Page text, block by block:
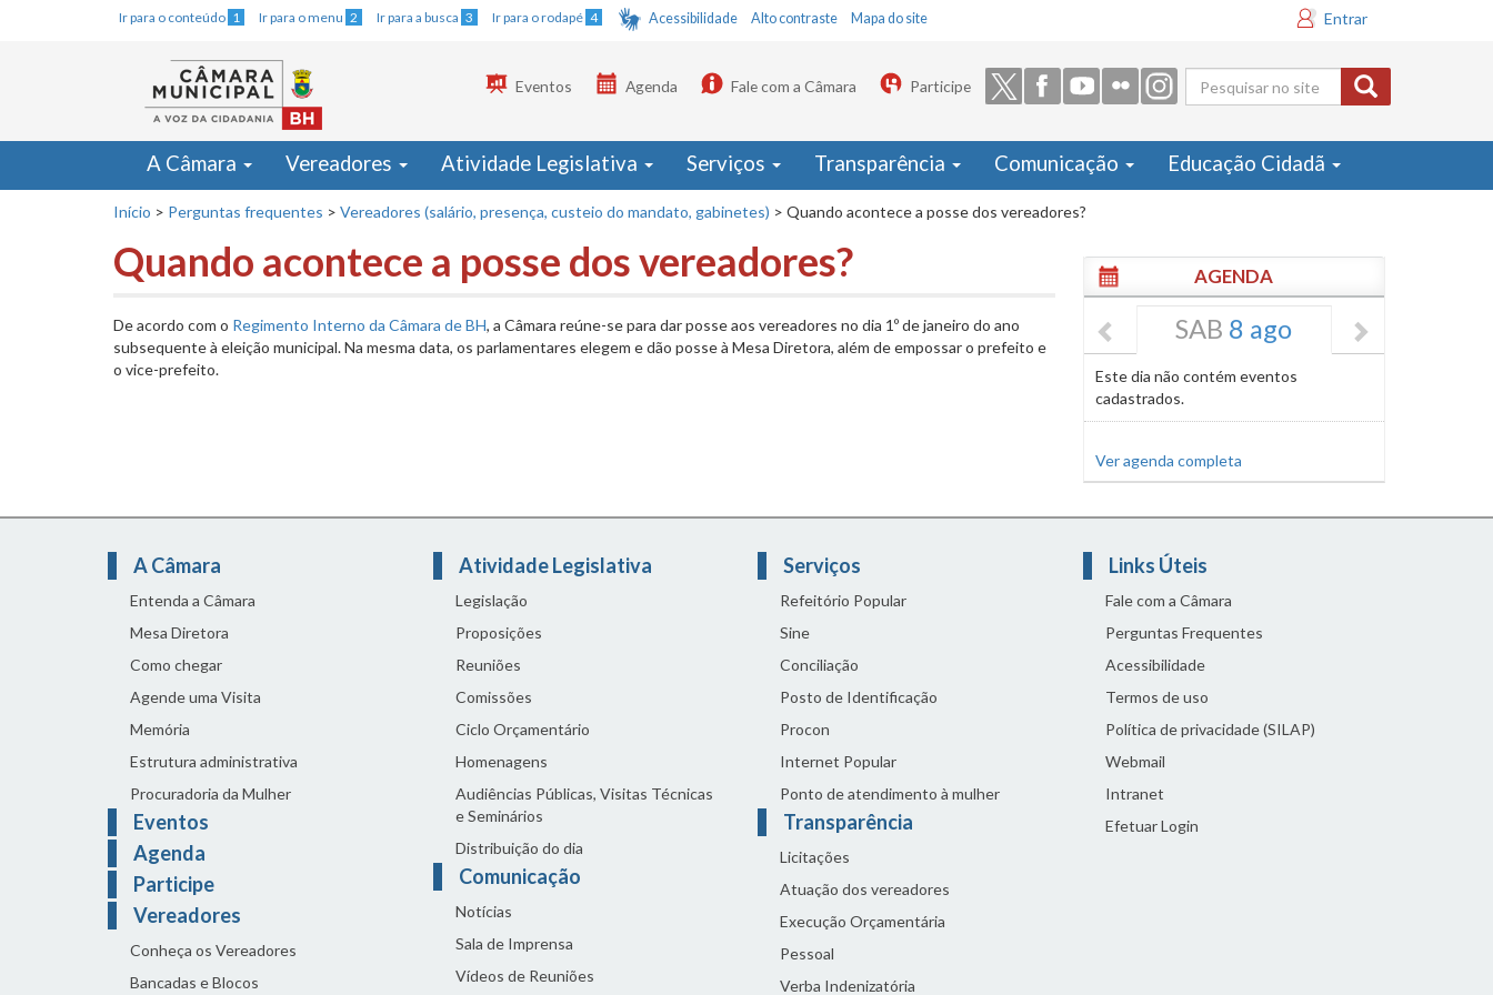
Ir para o conteúdo 1 Ir para o menu 2 Ir para a busca 3 Ir para o rodapé 4 Acessibilidade Alto contraste Mapa do site Entrar
Formulário
de busca
Eventos Agenda Fale com a Câmara Participe
A Câmara Vereadores Atividade Legislativa Serviços Transparência Comunicação Educação Cidadã
Início > Perguntas frequentes > Vereadores (salário, presença, custeio do mandato, gabinetes) > Quando acontece a posse dos vereadores?
Quando acontece a posse dos vereadores?
De acordo com o Regimento Interno da Câmara de BH, a Câmara reúne-se para dar posse aos vereadores no dia 1º de janeiro do ano
subsequente à eleição municipal. Na mesma data, os parlamentares elegem e dão posse à Mesa Diretora, além de empossar o prefeito e
o vice-prefeito.
AGENDA
SAB 8 ago
Este dia não contém eventos
cadastrados.
Ver agenda completa
A Câmara
Entenda a Câmara
Mesa Diretora
Como chegar
Agende uma Visita
Memória
Estrutura administrativa
Procuradoria da Mulher
Eventos
Agenda
Participe
Vereadores
Conheça os Vereadores
Bancadas e Blocos
Atividade Legislativa
Legislação
Proposições
Reuniões
Comissões
Ciclo Orçamentário
Homenagens
Audiências Públicas, Visitas Técnicas
e Seminários
Distribuição do dia
Comunicação
Notícias
Sala de Imprensa
Vídeos de Reuniões
Serviços
Refeitório Popular
Sine
Conciliação
Posto de Identificação
Procon
Internet Popular
Ponto de atendimento à mulher
Transparência
Licitações
Atuação dos vereadores
Execução Orçamentária
Pessoal
Verba Indenizatória
Links Úteis
Fale com a Câmara
Perguntas Frequentes
Acessibilidade
Termos de uso
Política de privacidade (SILAP)
Webmail
Intranet
Efetuar Login